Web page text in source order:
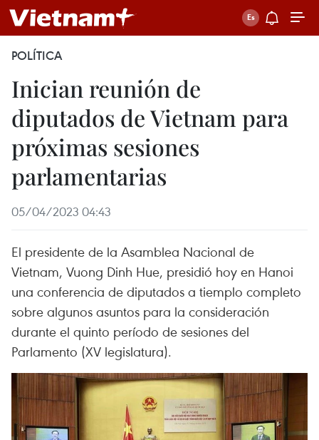
POLÍTICA
Inician reunión de
diputados de Vietnam para
próximas sesiones
parlamentarias
05/04/2023 04:43
El presidente de la Asamblea Nacional de
Vietnam, Vuong Dinh Hue, presidió hoy en Hanoi
una conferencia de diputados a tiemplo completo
sobre algunos asuntos para la consideración
durante el quinto período de sesiones del
Parlamento (XV legislatura).